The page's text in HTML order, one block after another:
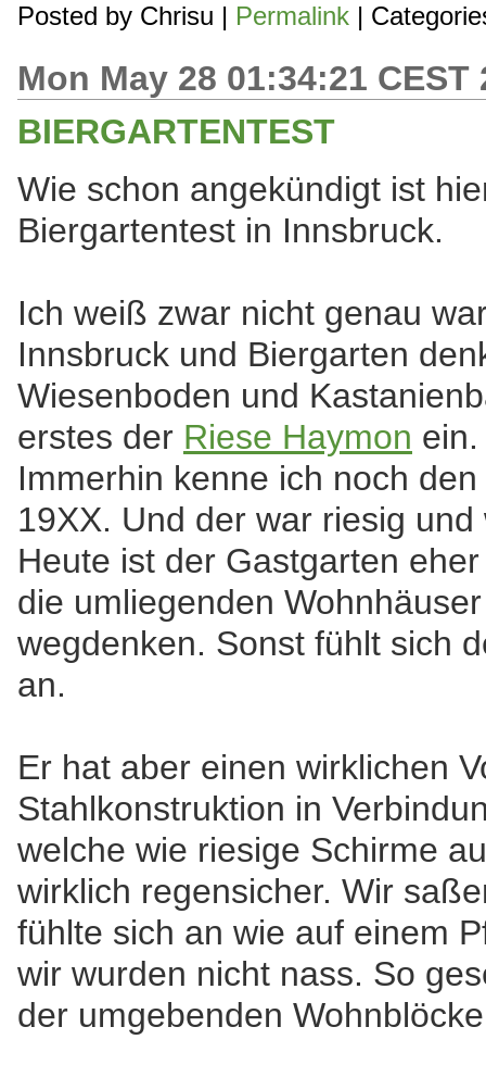
Posted by Chrisu | Permalink |
Mon May 28 01:34:21 CEST
BIERGARTENTEST
Wie schon angekündigt ist
Biergartentest in Innsbruck.
Ich weiß zwar nicht genau
Innsbruck und Biergarten
Wiesenboden und
erstes der Riese Haymon
Immerhin kenne ich noch
19XX. Und der war riesig
Heute ist der Gastgarten
die umliegenden
wegdenken. Sonst fühlt sich
an.
Er hat aber einen wirklichen
Stahlkonstruktion in
welche wie riesige Schirme
wirklich regensicher. Wir
fühlte sich an wie auf einem
wir wurden nicht nass. So
der umgebenden